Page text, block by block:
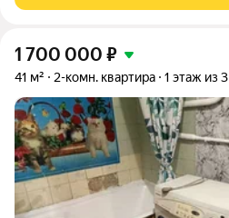
1 700 000 ₽
41 м² 2-комн. квартира 1 этаж из 3